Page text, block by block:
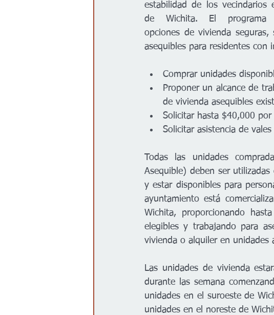
estabilidad de los vecindarios
de Wichita. El programa
opciones de vivienda seguras,
asequibles para residentes con
Comprar unidades
Proponer un alcance de
de vivienda asequibles
Solicitar hasta $40,000
Solicitar asistencia de
Todas las unidades
Asequible) deben ser
y estar disponibles para
ayuntamiento está
Wichita, proporcionando
elegibles y trabajando para
vivienda o alquiler en unidades
Las unidades de vivienda
durante las semana
unidades en el suroeste de
unidades en el noreste de